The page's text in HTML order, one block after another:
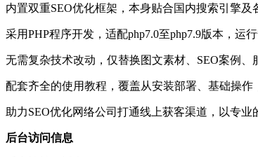
内置双重SEO优化框架，本身贴合国内搜索引擎
采用PHP程序开发，适配php7.0至php7.9版本，运
无需复杂技术改动，仅替换图文素材、SEO案例
配套齐全的使用教程，覆盖从安装部署、基础操
助力SEO优化网络公司打通线上获客渠道，以专
后台访问信息